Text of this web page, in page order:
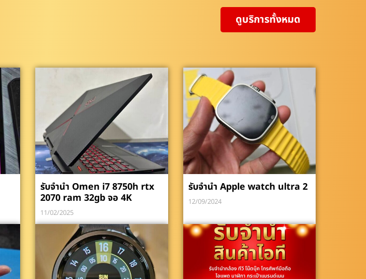
ดูบริการทั้งหมด
รับจำนำ Omen i7 8750h rtx
2070 ram 32gb จอ 4K
11/02/2025
รับจำนำ Apple watch ultra 2
12/09/2024